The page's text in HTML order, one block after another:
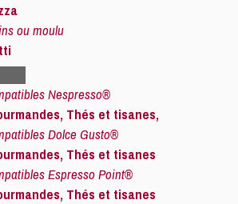
ou moulu
Nespresso®
Thés et tisanes,
Dolce Gusto®
Thés et tisanes
Espresso Point®
Thés et tisanes